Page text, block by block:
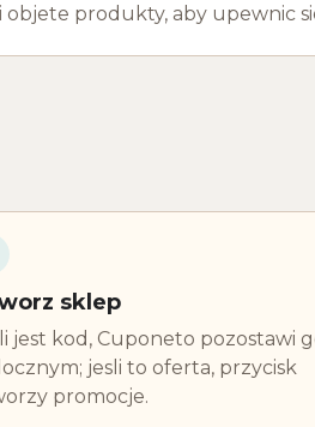
produkty, aby upewnic
sklep
jest kod, Cuponeto pozostawi
jesli to oferta, przycisk
promocje.